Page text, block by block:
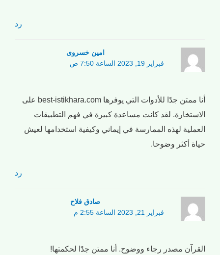
رد
امین خسروی
فبراير 19, 2023 الساعة 7:50 ص
أنا ممتن جدًا للأدوات التي يوفرها best-istikhara.com على
الاستخارة. لقد كانت مساعدة كبيرة في فهم التطبيقات
العملية لهذه الممارسة في إيماني وكيفية استخدامها لعيش
حياة أكثر وضوحا.
رد
صادق فلاح
فبراير 21, 2023 الساعة 2:55 م
القرآن مصدر رجاء ووضوح. أنا ممتن جدًا لحكمتها!